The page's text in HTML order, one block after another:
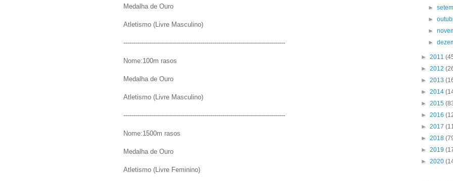
Medalha de Ouro
Atletismo (Livre Masculino)
--------------------------------------------------------------------------------
Nome:100m rasos
Medalha de Ouro
Atletismo (Livre Masculino)
--------------------------------------------------------------------------------
Nome:1500m rasos
Medalha de Ouro
Atletismo (Livre Feminino)
►
►
►
►
► 2011
► 2012
► 2013
► 2014
► 2015
► 2016
► 2017
► 2018
► 2019
► 2020